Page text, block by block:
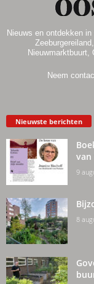
Nieuws en ontdekken
Nieuwmarktbuurt,
Neem
Nieuwste berichten
van
9
8